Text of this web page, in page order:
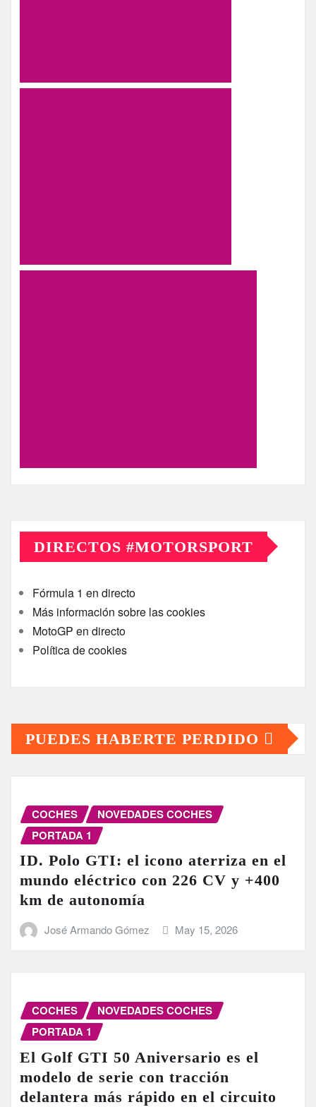
DIRECTOS #MOTORSPORT
Fórmula 1 en directo
Más información sobre las cookies
MotoGP en directo
Política de cookies
PUEDES HABERTE PERDIDO
COCHES
NOVEDADES COCHES
PORTADA 1
ID. Polo GTI: el icono aterriza en el
mundo eléctrico con 226 CV y +400
km de autonomía
José Armando Gómez May 15, 2026
COCHES
NOVEDADES COCHES
PORTADA 1
El Golf GTI 50 Aniversario es el
modelo de serie con tracción
delantera más rápido en el circuito